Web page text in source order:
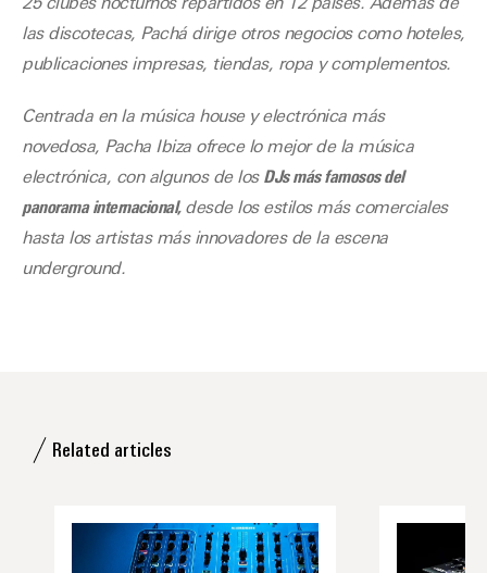
25 clubes nocturnos repartidos en 12 países. Además de
las discotecas, Pachá dirige otros negocios como hoteles,
publicaciones impresas, tiendas, ropa y complementos.
Centrada en la música house y electrónica más
novedosa, Pacha Ibiza ofrece lo mejor de la música
electrónica, con algunos de los DJs más famosos del
panorama internacional, desde los estilos más comerciales
hasta los artistas más innovadores de la escena
underground.
Related articles